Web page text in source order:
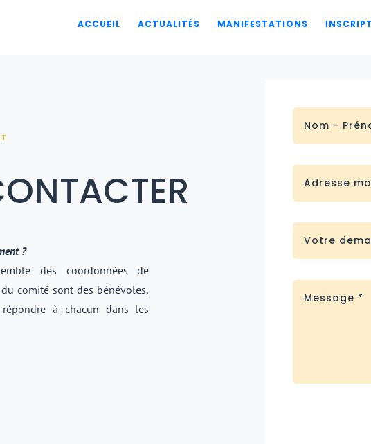
ACCUEIL ACTUALITÉS MANIFESTATIONS
?
des coordonnées de
du comité sont des bénévoles,
à chacun dans les